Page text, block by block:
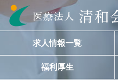
求人情報一覧
福利厚生